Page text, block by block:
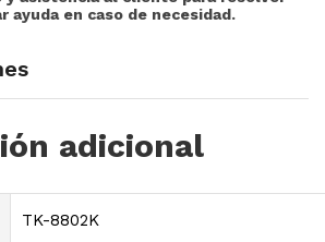
ayuda en caso de necesidad.
adicional
TK-8802K